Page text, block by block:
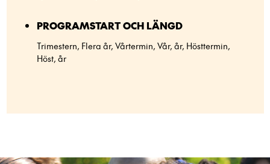
PROGRAMSTART OCH LÄNGD
Trimestern, Flera år, Vårtermin, Vår, år, Hösttermin,
Höst, år